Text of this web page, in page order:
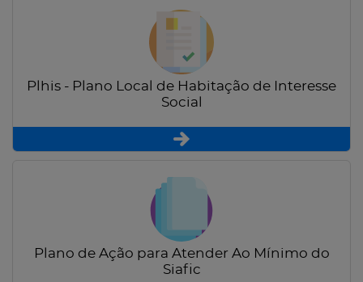
Plhis - Plano Local de Habitação de Interesse
Social
Plano de Ação para Atender Ao Mínimo do
Siafic